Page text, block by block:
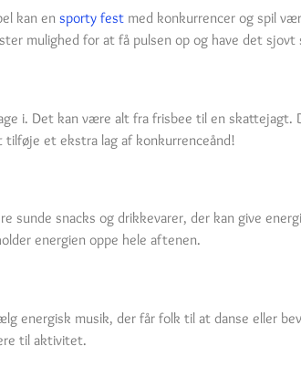
kan en sporty fest med konkurrencer og spil
mulighed for at få pulsen op og have det sjovt
i. Det kan være alt fra frisbee til en
et ekstra lag af konkurrenceånd!
sunde snacks og drikkevarer, der kan give
energien oppe hele aftenen.
energisk musik, der får folk til at danse eller
til aktivitet.